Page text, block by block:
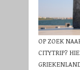
OP ZOEK
CITYTRIP?